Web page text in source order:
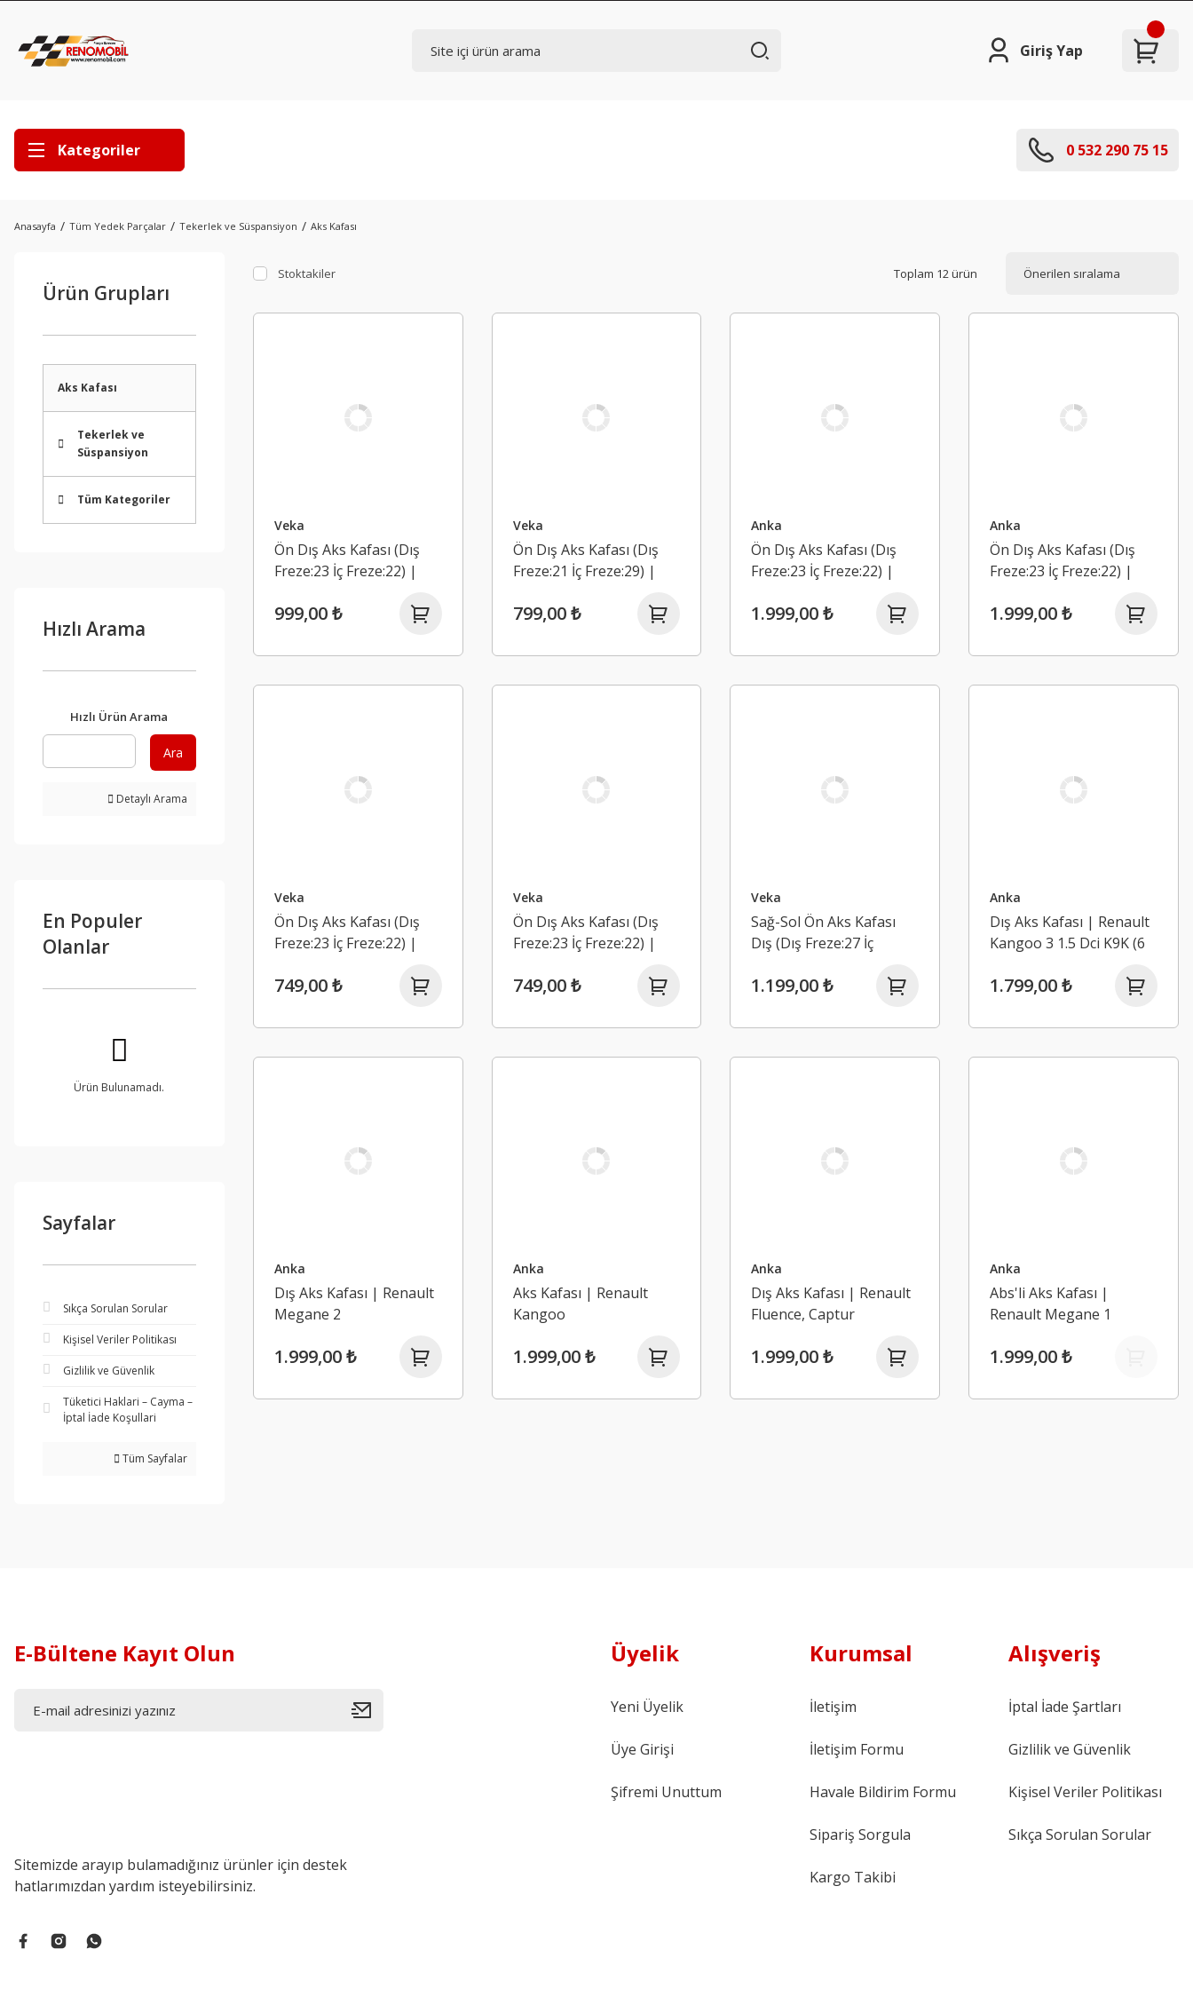
Giriş Yap
Kategoriler 0 532 290 75 15
Anasayfa Tüm Yedek Parçalar Tekerlek ve Süspansiyon Aks Kafası
Ürün Grupları
Aks Kafası
Tekerlek ve
Süspansiyon
Tüm Kategoriler
Hızlı Arama
Hızlı Ürün Arama
Ara
Detaylı Arama
En Populer
Olanlar
Ürün Bulunamadı.
Sayfalar
Sıkça Sorulan Sorular
Kişisel Veriler Politikası
Gizlilik ve Güvenlik
Tüketici Haklari – Cayma –
İptal İade Koşullari
Tüm Sayfalar
Stoktakiler Toplam 12 ürün
Veka
Ön Dış Aks Kafası (Dış
Freze:23 İç Freze:22) |
K9K
999,00 ₺
Veka
Ön Dış Aks Kafası (Dış
Freze:21 İç Freze:29) |
Kangoo 2 (1998-2008)
799,00 ₺
Anka
Ön Dış Aks Kafası (Dış
Freze:23 İç Freze:22) |
2 1.5 Dci K9K (2013-2020)
1.999,00 ₺
Anka
Ön Dış Aks Kafası (Dış
Freze:23 İç Freze:22) |
Dci K9K (2013-2020)
1.999,00 ₺
Veka
Ön Dış Aks Kafası (Dış
Freze:23 İç Freze:22) |
2 1.5 Dci K9K (2013-2020)
749,00 ₺
Veka
Ön Dış Aks Kafası (Dış
Freze:23 İç Freze:22) |
1.5 Dci K9K (2013-2020)
749,00 ₺
Veka
Sağ-Sol Ön Aks Kafası
Dış (Dış Freze:27 İç
Master 3 2.3 Dci M9T
1.199,00 ₺
Anka
Dış Aks Kafası | Renault
Kangoo 3 1.5 Dci K9K (6
1.799,00 ₺
Anka
Dış Aks Kafası | Renault
Megane 2
1.999,00 ₺
Anka
Aks Kafası | Renault
Kangoo
1.999,00 ₺
Anka
Dış Aks Kafası | Renault
Fluence, Captur
1.999,00 ₺
Anka
Abs'li Aks Kafası |
Renault Megane 1
1.999,00 ₺
E-Bültene Kayıt Olun
Sitemizde arayıp bulamadığınız ürünler için destek
hatlarımızdan yardım isteyebilirsiniz.
Üyelik
Yeni Üyelik
Üye Girişi
Şifremi Unuttum
Kurumsal
İletişim
İletişim Formu
Havale Bildirim Formu
Sipariş Sorgula
Kargo Takibi
Alışveriş
İptal İade Şartları
Gizlilik ve Güvenlik
Kişisel Veriler Politikası
Sıkça Sorulan Sorular